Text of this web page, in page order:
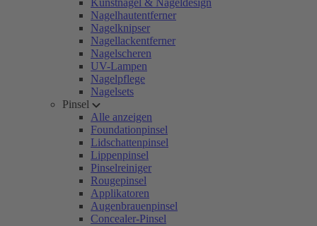
Kunstnägel & Nageldesign
Nagelhautentferner
Nagelknipser
Nagellackentferner
Nagelscheren
UV-Lampen
Nagelpflege
Nagelsets
Pinsel
Alle anzeigen
Foundationpinsel
Lidschattenpinsel
Lippenpinsel
Pinselreiniger
Rougepinsel
Applikatoren
Augenbrauenpinsel
Concealer-Pinsel